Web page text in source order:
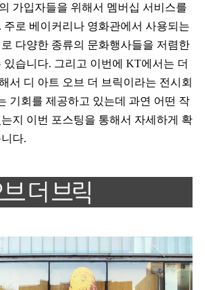
가입자들을 위해서 멤버십 서비스를
주로 베이커리나 영화관에서 사용되는
다양한 종류의 문화행사들을 저렴한
있습니다. 그리고 이번에 KT에서는 더
서 디 아트 오브 더 브릭이라는 전시회
기회를 제공하고 있는데 과연 어떤 작
지 이번 포스팅을 통해서 자세하게 확
다.